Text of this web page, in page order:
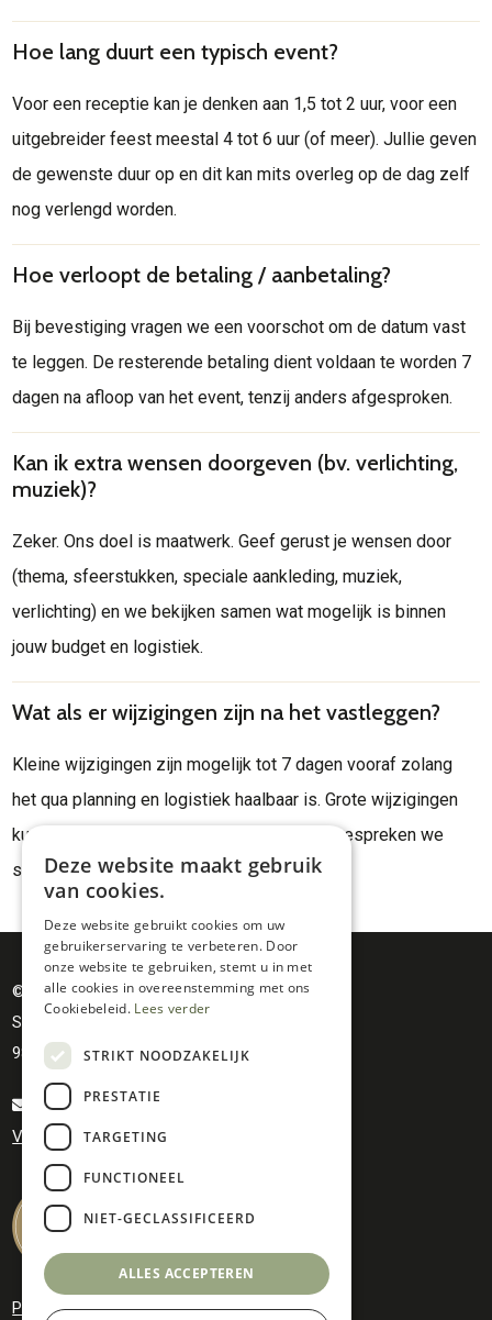
Hoe lang duurt een typisch event?
Voor een receptie kan je denken aan 1,5 tot 2 uur, voor een
uitgebreider feest meestal 4 tot 6 uur (of meer). Jullie geven
de gewenste duur op en dit kan mits overleg op de dag zelf
nog verlengd worden.
Hoe verloopt de betaling / aanbetaling?
Bij bevestiging vragen we een voorschot om de datum vast
te leggen. De resterende betaling dient voldaan te worden 7
dagen na afloop van het event, tenzij anders afgesproken.
Kan ik extra wensen doorgeven (bv. verlichting,
muziek)?
Zeker. Ons doel is maatwerk. Geef gerust je wensen door
(thema, sfeerstukken, speciale aankleding, muziek,
verlichting) en we bekijken samen wat mogelijk is binnen
jouw budget en logistiek.
Wat als er wijzigingen zijn na het vastleggen?
Kleine wijzigingen zijn mogelijk tot 7 dagen vooraf zolang
het qua planning en logistiek haalbaar is. Grote wijzigingen
kunnen invloed hebben op de offerte, dan bespreken we
samen de gevolgen.
© MAY bv
Spoorwegstraat 10
9810 Nazareth - De Pinte
info@amivino.be
Volg ons op instagram
Privacy
Deze website maakt gebruik
van cookies.
Deze website gebruikt cookies om uw
gebruikerservaring te verbeteren. Door
onze website te gebruiken, stemt u in met
alle cookies in overeenstemming met ons
Cookiebeleid. Lees verder
STRIKT NOODZAKELIJK
PRESTATIE
TARGETING
FUNCTIONEEL
NIET-GECLASSIFICEERD
ALLES ACCEPTEREN